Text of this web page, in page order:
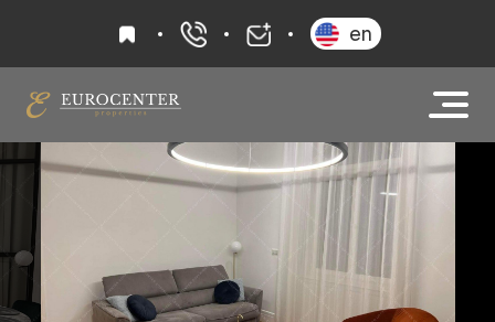
kedvencek+36 20 919 0005
en